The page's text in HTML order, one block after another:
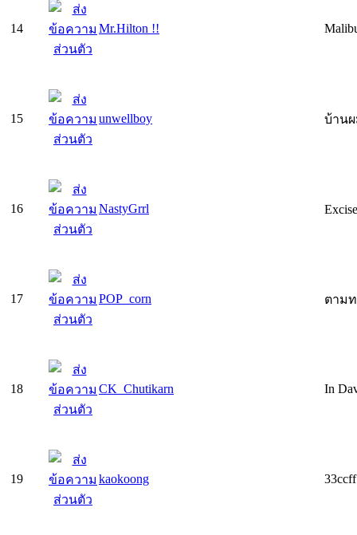
14 Mr.Hilton !!
15 unwellboy บ้าน
16 NastyGrrl
17 POP_corn ตาม
18 CK_Chutikarn In
19 kaokoong